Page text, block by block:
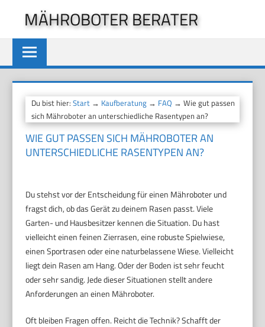
springen
MÄHROBOTER BERATER
Du bist hier:Start → Kaufberatung → FAQ → Wie gut passen
sich Mähroboter an unterschiedliche Rasentypen an?
WIE GUT PASSEN SICH MÄHROBOTER AN
UNTERSCHIEDLICHE RASENTYPEN AN?
Du stehst vor der Entscheidung für einen Mähroboter und
fragst dich, ob das Gerät zu deinem Rasen passt. Viele
Garten- und Hausbesitzer kennen die Situation. Du hast
vielleicht einen feinen Zierrasen, eine robuste Spielwiese,
einen Sportrasen oder eine naturbelassene Wiese. Vielleicht
liegt dein Rasen am Hang. Oder der Boden ist sehr feucht
oder sehr sandig. Jede dieser Situationen stellt andere
Anforderungen an einen Mähroboter.
Oft bleiben Fragen offen. Reicht die Technik? Schafft der